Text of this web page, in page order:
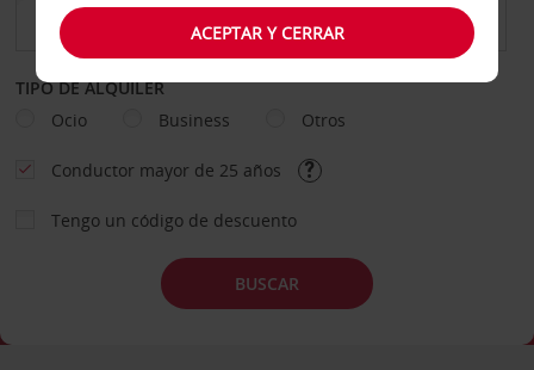
TIPO DE ALQUILER
Ocio
Business Otros
Conductor mayor de 25 años
Tengo un código de descuento
BUSCAR
ACEPTAR Y CERRAR